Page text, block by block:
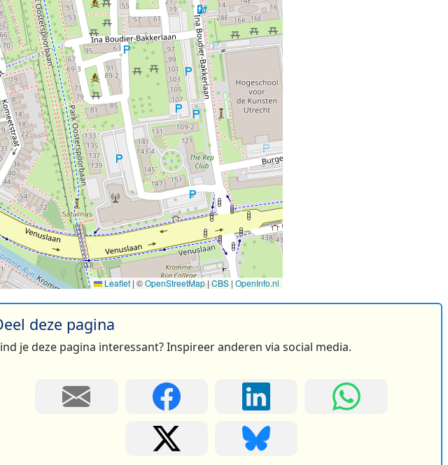
Leaflet | ©OpenStreetMap | CBS | OpenInfo.nl
deze pagina
je deze pagina interessant? Inspireer anderen via social media.